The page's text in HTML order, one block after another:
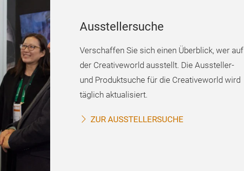
Ausstellersuche
Verschaffen Sie sich einen Überblick, wer auf
der Creativeworld ausstellt. Die Aussteller-
und Produktsuche für die Creativeworld wird
täglich aktualisiert.
ZUR AUSSTELLERSUCHE